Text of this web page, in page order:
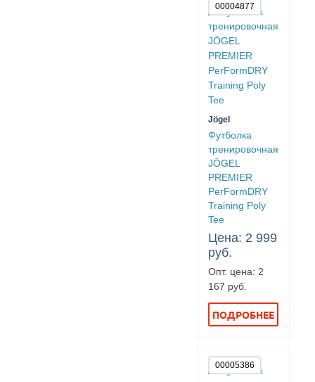
00004877
Jögel
Футболка
тренировочная
JÖGEL
PREMIER
PerFormDRY
Training Poly
Tee
Цена: 2 999
руб.
Опт. цена: 2
167 руб.
ПОДРОБНЕЕ
00005386